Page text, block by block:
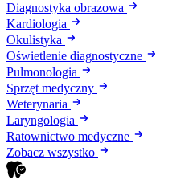
Diagnostyka obrazowa
Kardiologia
Okulistyka
Oświetlenie diagnostyczne
Pulmonologia
Sprzęt medyczny
Weterynaria
Laryngologia
Ratownictwo medyczne
Zobacz wszystko